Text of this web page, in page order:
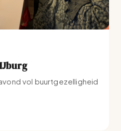
vol buurtgezelligheid